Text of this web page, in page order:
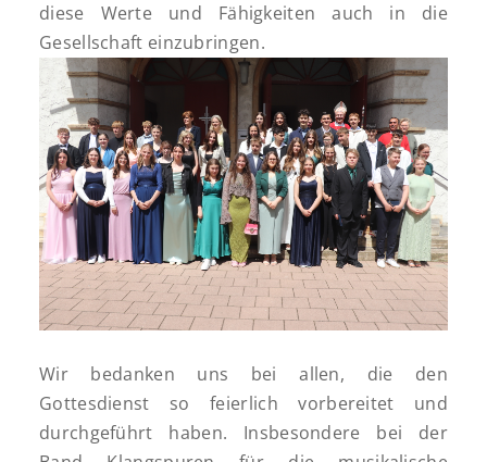
diese Werte und Fähigkeiten auch in die
Gesellschaft einzubringen.
Wir bedanken uns bei allen, die den
Gottesdienst so feierlich vorbereitet und
durchgeführt haben. Insbesondere bei der